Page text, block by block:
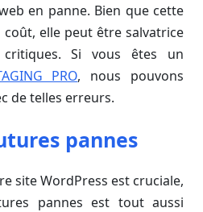
en panne. Bien que cette
elle peut être salvatrice
Si vous êtes un
PRO, nous pouvons
de telles erreurs.
pannes
site WordPress est cruciale,
pannes est tout aussi